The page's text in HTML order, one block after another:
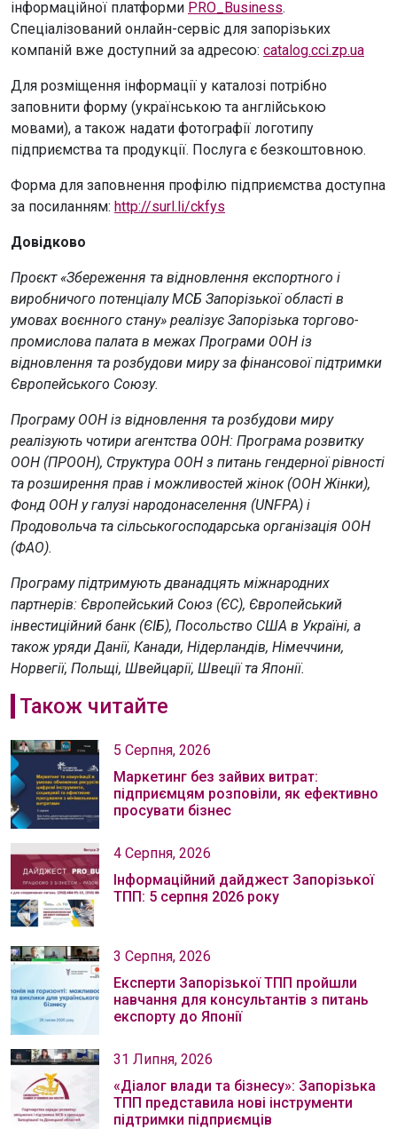
інформаційної платформи PRO_Business.
Спеціалізований онлайн-сервіс для запорізьких
компаній вже доступний за адресою: catalog.cci.zp.ua
Для розміщення інформації у каталозі потрібно
заповнити форму (українською та англійською
мовами), а також надати фотографії логотипу
підприємства та продукції. Послуга є безкоштовною.
Форма для заповнення профілю підприємства доступна
за посиланням: http://surl.li/ckfys
Довідково
Проєкт «Збереження та відновлення експортного і
виробничого потенціалу МСБ Запорізької області в
умовах воєнного стану» реалізує Запорізька торгово-
промислова палата в межах Програми ООН із
відновлення та розбудови миру за фінансової підтримки
Європейського Союзу.
Програму ООН із відновлення та розбудови миру
реалізують чотири агентства ООН: Програма розвитку
ООН (ПРООН), Структура ООН з питань гендерної рівності
та розширення прав і можливостей жінок (ООН Жінки),
Фонд ООН у галузі народонаселення (UNFPA) і
Продовольча та сільськогосподарська організація ООН
(ФАО).
Програму підтримують дванадцять міжнародних
партнерів: Європейський Союз (ЄС), Європейський
інвестиційний банк (ЄІБ), Посольство США в Україні, а
також уряди Данії, Канади, Нідерландів, Німеччини,
Норвегії, Польщі, Швейцарії, Швеції та Японії.
Також читайте
5 Серпня, 2026
Маркетинг без зайвих витрат:
підприємцям розповіли, як ефективно
просувати бізнес
4 Серпня, 2026
Інформаційний дайджест Запорізької
ТПП: 5 серпня 2026 року
3 Серпня, 2026
Експерти Запорізької ТПП пройшли
навчання для консультантів з питань
експорту до Японії
31 Липня, 2026
«Діалог влади та бізнесу»: Запорізька
ТПП представила нові інструменти
підтримки підприємців